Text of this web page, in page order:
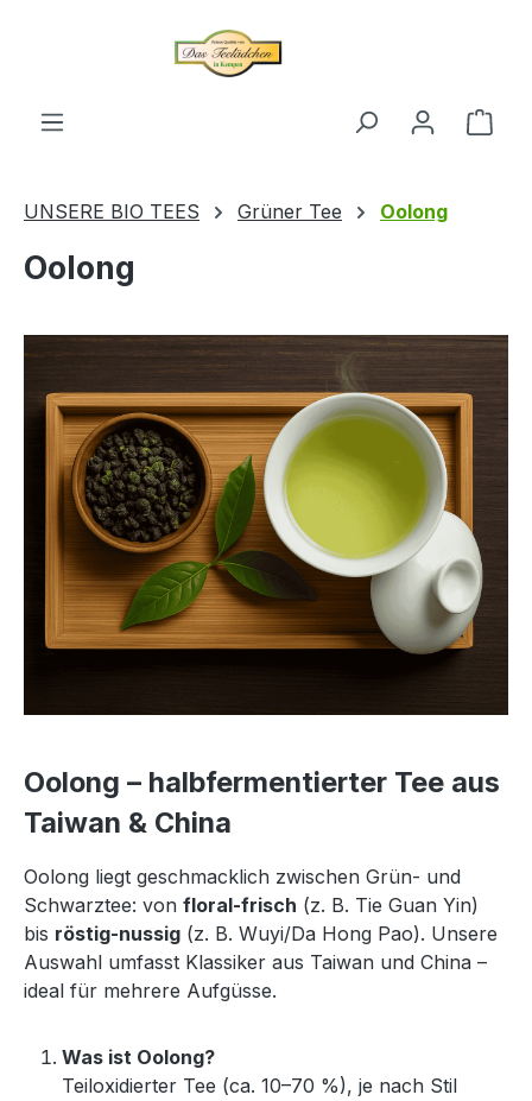
UNSERE BIO TEES Grüner Tee Oolong
Oolong
Oolong – halbfermentierter Tee aus
Taiwan & China
Oolong liegt geschmacklich zwischen Grün- und
Schwarztee: von floral-frisch (z. B. Tie Guan Yin)
bis röstig-nussig (z. B. Wuyi/Da Hong Pao). Unsere
Auswahl umfasst Klassiker aus Taiwan und China –
ideal für mehrere Aufgüsse.
Was ist Oolong?
Teiloxidierter Tee (ca. 10–70 %), je nach Stil